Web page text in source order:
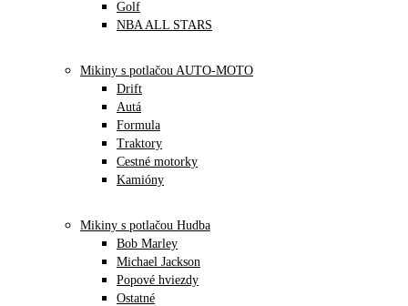
Golf
NBA ALL STARS
Mikiny s potlačou AUTO-MOTO
Drift
Autá
Formula
Traktory
Cestné motorky
Kamióny
Mikiny s potlačou Hudba
Bob Marley
Michael Jackson
Popové hviezdy
Ostatné